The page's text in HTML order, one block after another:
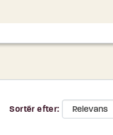
Sortér efter